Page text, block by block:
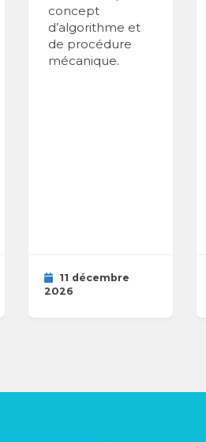
concept
d’algorithme et
de procédure
mécanique.
11 décembre
2026